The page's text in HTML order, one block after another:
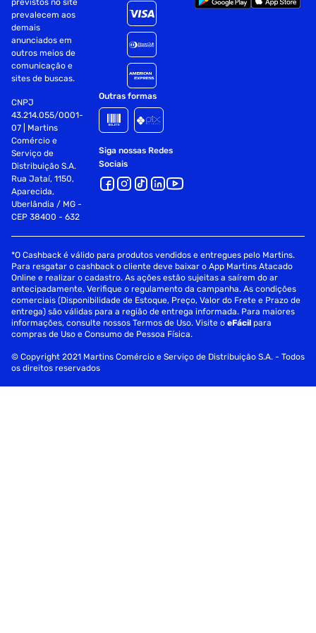
Largura: 4,5 cm
Comprimento/profundidade: 4,5 cm
Fornecedor: Nivea
Especificações
Departamento
previstos no site
prevalecem aos
demais
anunciados em
outros meios de
comunicação e
sites de buscas.
CNPJ
43.214.055/0001-
07 | Martins
Comércio e
Serviço de
Distribuição S.A.
Rua Jataí, 1150,
Aparecida,
Uberlândia / MG -
CEP 38400 - 632
Outras formas
Siga nossas Redes
Sociais
*O Cashback é válido para produtos vendidos e entregues pelo Martins.
Para resgatar o cashback o cliente deve baixar o App Martins Atacado
Online e realizar o cadastro. As ações estão sujeitas a saírem do ar
antecipadamente. Verifique o regulamento da campanha. As condições
comerciais (Disponibilidade de Estoque, Preço, Valor do Frete e Prazo de
entrega) são válidas para a região de entrega informada. Para maiores
informações, consulte nossos Termos de Uso. Visite oeFácil para
compras de Uso e Consumo de Pessoa Física.
© Copyright 2021 Martins Comércio e Serviço de Distribuição S.A. - Todos
os direitos reservados